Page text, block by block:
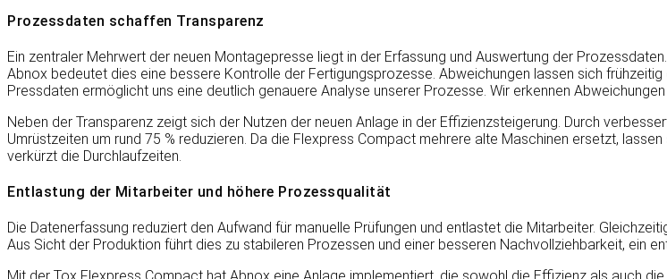
Prozessdaten schaffen Transparenz
Ein zentraler Mehrwert der neuen Montagepresse liegt in der Erfassung und Auswertung der
Abnox bedeutet dies eine bessere Kontrolle der Fertigungsprozesse. Abweichungen lassen sich
Pressdaten ermöglicht uns eine deutlich genauere Analyse unserer Prozesse. Wir erkennen
Neben der Transparenz zeigt sich der Nutzen der neuen Anlage in der Effizienzsteigerung. Durch
Umrüstzeiten um rund 75 % reduzieren. Da die Flexpress Compact mehrere alte Maschinen ersetzt,
verkürzt die Durchlaufzeiten.
Entlastung der Mitarbeiter und höhere Prozessqualität
Die Datenerfassung reduziert den Aufwand für manuelle Prüfungen und entlastet die Mitarbeiter.
Aus Sicht der Produktion führt dies zu stabileren Prozessen und einer besseren Nachvollziehbarkeit, ein